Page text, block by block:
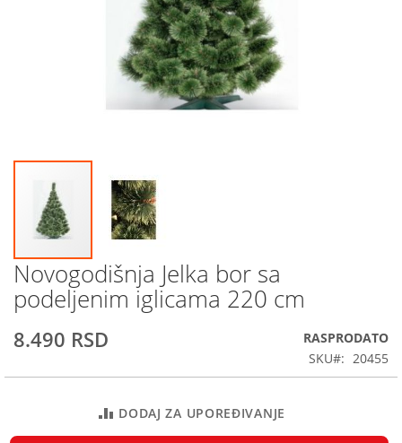
Skip
to
the
of
images
Novogodišnja Jelka bor sa
podeljenim iglicama 220 cm
8.490 RSD
RASPRODATO
SKU
20455
DODAJ ZA UPOREĐIVANJE